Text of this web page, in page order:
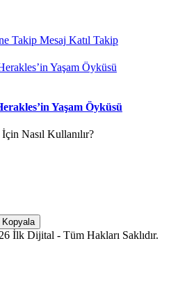
Takip Mesaj Katıl Takip
Yaşam Öyküsü
Nasıl Kullanılır?
Kopyala
İlk Dijital - Tüm Hakları Saklıdır.